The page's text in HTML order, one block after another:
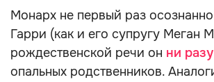
Монарх не первый раз
Гарри (как и его супругу Меган
рождественской речи он ни
опальных родственников.